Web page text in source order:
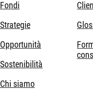
Fondi
Strategie
Opportunità
Sostenibilità
Chi siamo